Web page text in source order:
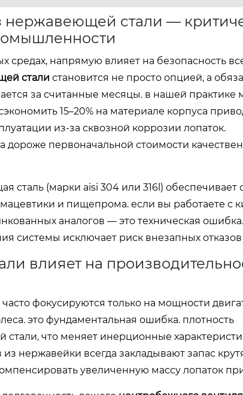
нержавеющей стали —
средах, напрямую влияет на безопасность
стали становится не просто опцией, а
за считанные месяцы. в нашей практике
15–20% на материале корпуса
из-за сквозной коррозии лопаток.
дороже первоначальной стоимости
сталь (марки aisi 304 или 316l) обеспечивает
и пищепрома. если вы работаете с
аналогов — это техническая ошибка.
системы исключает риск внезапных
влияет на
фокусируются только на мощности
это фундаментальная ошибка. плотность
что меняет инерционные
нержавейки всегда закладывают запас
увеличенную массу лопаток